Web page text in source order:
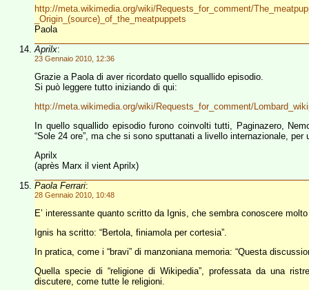
http://meta.wikimedia.org/wiki/Requests_for_comment/
_Origin_(source)_of_the_meatpuppets
Paola
Aprilx:
23 Gennaio 2010, 12:36
Grazie a Paola di aver ricordato quello squallido episodio.
Si può leggere tutto iniziando di qui:
http://meta.wikimedia.org/wiki/Requests_for_comment/
In quello squallido episodio furono coinvolti tutti, Paginazero,
“Sole 24 ore”, ma che si sono sputtanati a livello internazionale, per
Aprilx
(après Marx il vient Aprilx)
Paola Ferrari:
28 Gennaio 2010, 10:48
E’ interessante quanto scritto da Ignis, che sembra conoscere
Ignis ha scritto: “Bertola, finiamola per cortesia”.
In pratica, come i “bravi” di manzoniana memoria: “Questa
Quella specie di “religione di Wikipedia”, professata da una
discutere, come tutte le religioni.